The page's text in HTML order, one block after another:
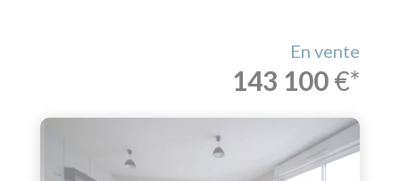
En vente
143 100€*